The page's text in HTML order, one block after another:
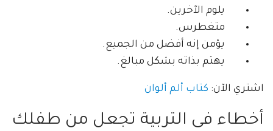
يلوم الآخرين.
متغطرس.
يؤمن إنه أفضل من الجميع.
يهتم بذاته بشكل مبالغ.
اشتري الآن: كتاب ألم ألوان
أخطاء فى التربية تجعل من طفلك